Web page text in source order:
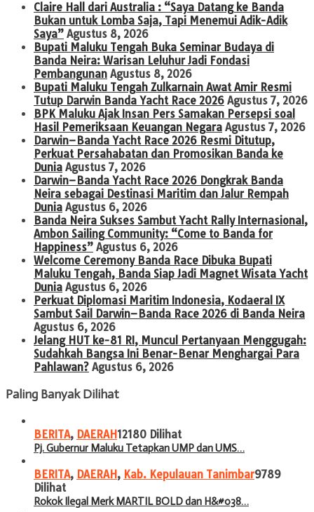
Claire Hall dari Australia : “Saya Datang ke Banda
Bukan untuk Lomba Saja, Tapi Menemui Adik-Adik
Saya” Agustus 8, 2026
Bupati Maluku Tengah Buka Seminar Budaya di
Banda Neira: Warisan Leluhur Jadi Fondasi
Pembangunan Agustus 8, 2026
Bupati Maluku Tengah Zulkarnain Awat Amir Resmi
Tutup Darwin Banda Yacht Race 2026 Agustus 7, 2026
BPK Maluku Ajak Insan Pers Samakan Persepsi soal
Hasil Pemeriksaan Keuangan Negara Agustus 7, 2026
Darwin–Banda Yacht Race 2026 Resmi Ditutup,
Perkuat Persahabatan dan Promosikan Banda ke
Dunia Agustus 7, 2026
Darwin–Banda Yacht Race 2026 Dongkrak Banda
Neira sebagai Destinasi Maritim dan Jalur Rempah
Dunia Agustus 6, 2026
Banda Neira Sukses Sambut Yacht Rally Internasional,
Ambon Sailing Community: “Come to Banda for
Happiness” Agustus 6, 2026
Welcome Ceremony Banda Race Dibuka Bupati
Maluku Tengah, Banda Siap Jadi Magnet Wisata Yacht
Dunia Agustus 6, 2026
Perkuat Diplomasi Maritim Indonesia, Kodaeral IX
Sambut Sail Darwin–Banda Race 2026 di Banda Neira
Agustus 6, 2026
Jelang HUT ke-81 RI, Muncul Pertanyaan Menggugah:
Sudahkah Bangsa Ini Benar-Benar Menghargai Para
Pahlawan? Agustus 6, 2026
Paling Banyak Dilihat
BERITA, DAERAH12180 Dilihat
Pj. Gubernur Maluku Tetapkan UMP dan UMS…
BERITA, DAERAH, Kab. Kepulauan Tanimbar9789
Dilihat
Rokok Ilegal Merk MARTIL BOLD dan H&#038…